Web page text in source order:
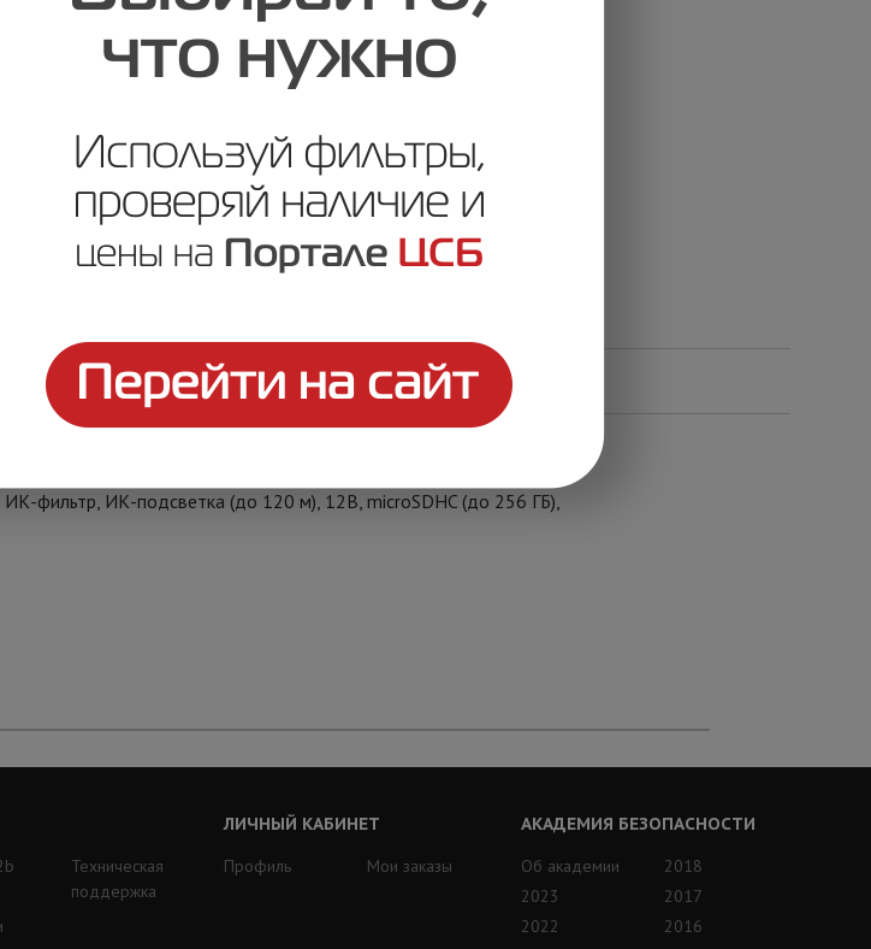
H.265/H.264/MJPEG, 1920x1080, 25 к/с, моторизованный
фильтр, ИК-подсветка (до 120 м), 12В, microSDHC (до 256 ГБ),
Техническая
поддержка
ЛИЧНЫЙ КАБИНЕТ
Профиль
Мои заказы
АКАДЕМИЯ БЕЗОПАСНОСТИ
Об академии
2023
2022
2018
2017
2016